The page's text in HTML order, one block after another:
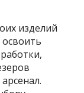
изделий